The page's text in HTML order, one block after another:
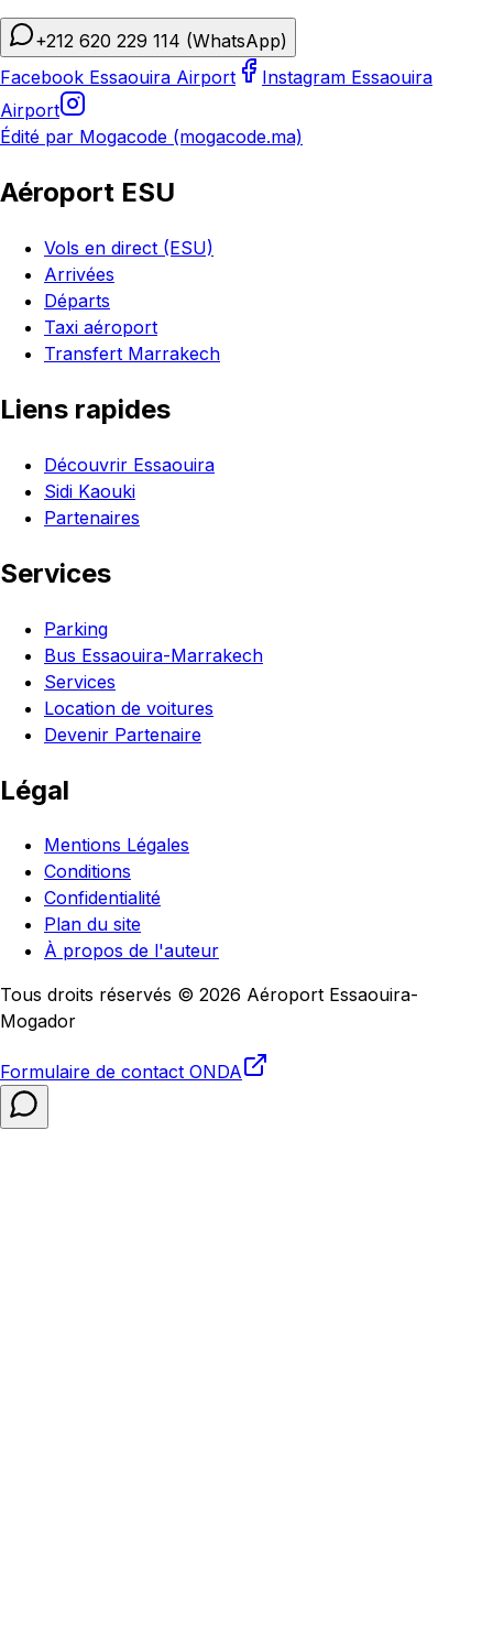
+212 620 229 114 (WhatsApp)
Facebook Essaouira Airport
Instagram Essaouira
Airport
Édité par Mogacode (mogacode.ma)
Aéroport ESU
Vols en direct (ESU)
Arrivées
Départs
Taxi aéroport
Transfert Marrakech
Liens rapides
Découvrir Essaouira
Sidi Kaouki
Partenaires
Services
Parking
Bus Essaouira-Marrakech
Services
Location de voitures
Devenir Partenaire
Légal
Mentions Légales
Conditions
Confidentialité
Plan du site
À propos de l'auteur
Tous droits réservés © 2026 Aéroport Essaouira-
Mogador
Formulaire de contact ONDA